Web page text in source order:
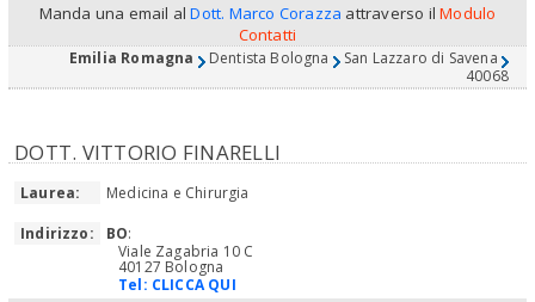
Manda una email alDott. Marco Corazza attraverso ilModulo
Contatti
Emilia Romagna Dentista Bologna
San Lazzaro di Savena
40068
DOTT. VITTORIO FINARELLI
Laurea:
Medicina e Chirurgia
Indirizzo:
BO:
Viale Zagabria 10 C
40127 Bologna
Tel: CLICCA QUI